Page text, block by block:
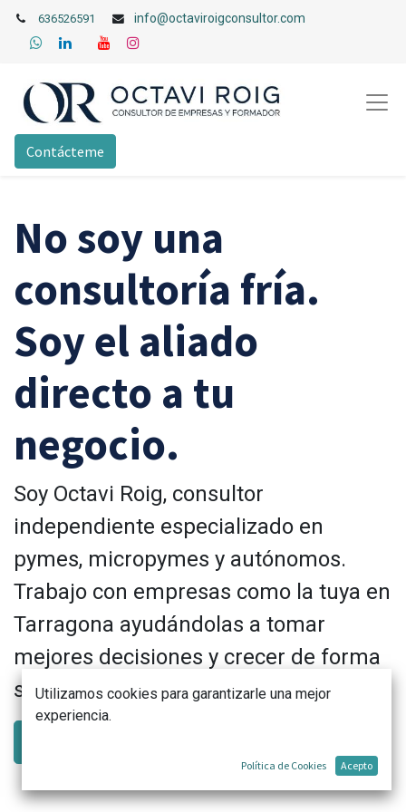
636526591 info@octaviroigconsultor.com
Contácteme
No soy una
consultoría fría.
Soy el aliado
directo a tu
negocio.
Soy Octavi Roig, consultor
independiente especializado en
pymes, micropymes y autónomos.
Trabajo con empresas como la tuya en
Tarragona ayudándolas a tomar
mejores decisiones y crecer de forma
sostenible.
Utilizamos cookies para garantizarle una mejor
experiencia.
Política de Cookies Acepto